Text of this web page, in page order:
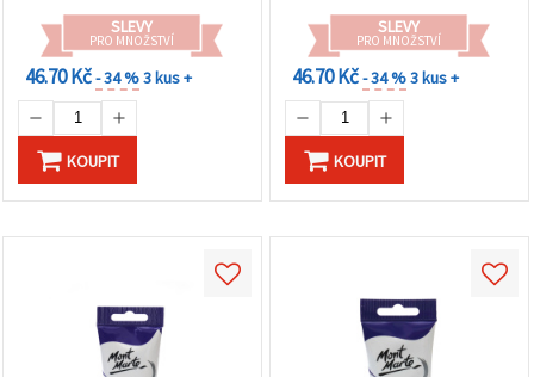
SLEVY
PRO MNOŽSTVÍ
46.70 Kč- 34 %3 kus +
KOUPIT
SLEVY
PRO MNOŽSTVÍ
46.70 Kč- 34 %3 kus +
KOUPIT